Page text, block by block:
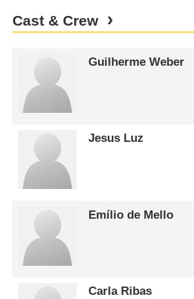
Cast & Crew
Guilherme Weber
Jesus Luz
Emílio de Mello
Carla Ribas